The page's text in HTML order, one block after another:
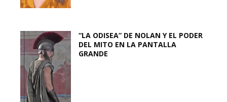
“LA ODISEA” DE NOLAN Y EL PODER
DEL MITO EN LA PANTALLA
GRANDE